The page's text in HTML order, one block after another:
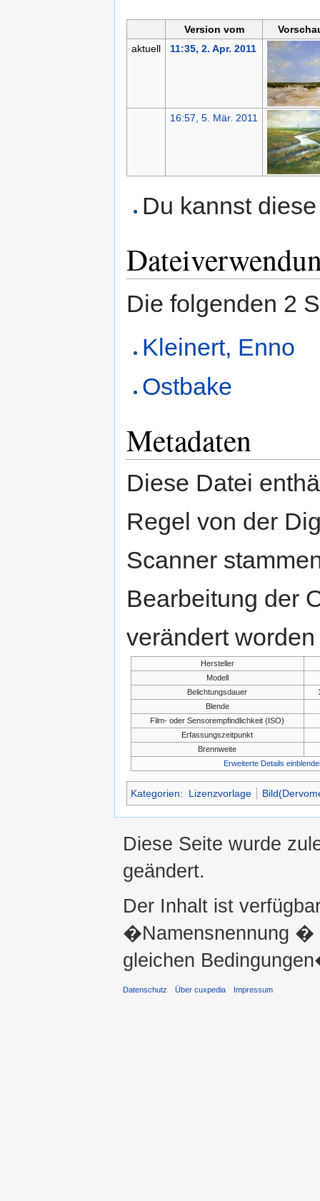
Version vom
aktuell
11:35, 2. Apr. 2011
16:57, 5. Mär. 2011
Du kannst
Die folgenden 2
Kleinert, Enno
Ostbake
Metadaten
Diese Datei
Regel von der
Scanner
Bearbeitung der
verändert
Hersteller
Modell
Belichtungsdauer
Blende
Film- oder Sensorempfindlichkeit (ISO)
Erfassungszeitpunkt
Brennweite
Erweiterte Details
Kategorien: Lizenzvorlage
Diese Seite wurde
geändert.
Der Inhalt ist
�Namensnennung �
gleichen
Datenschutz Über cuxpedia Impressum